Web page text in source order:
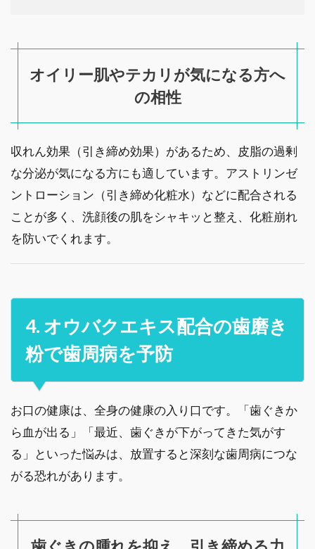
オイリー肌やテカリが気になる方へ
の相性
収れん効果（引き締め効果）があるため、皮脂の過剰
な分泌が気になる方にも適しています。アストリンゼ
ントローション（引き締め化粧水）などに配合される
ことが多く、洗顔後の肌をシャキッと整え、化粧崩れ
を防いでくれます。
4. オウバクエキス配合の歯磨き
粉で歯周病を予防
お口の健康は、全身の健康の入り口です。「歯ぐきか
ら血が出る」「最近、歯ぐきが下がってきた気がす
る」といった悩みは、放置すると深刻な歯周病につな
がる恐れがあります。